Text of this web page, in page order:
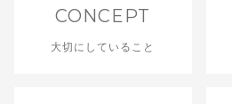
CONCEPT
大切にしていること